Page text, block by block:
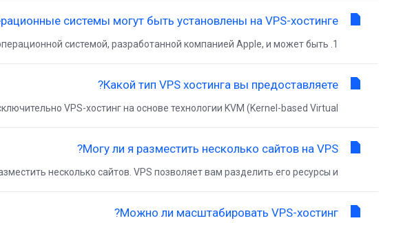
системы могут быть установлены на VPS-хостинге?
1. MacOS: MacOS является операционной системой, разработанной компанией Apple, и может быть...
Какой тип VPS хостинга вы предоставляете?
VPS-хостинг на основе технологии KVM (Kernel-based Virtual...
Могу ли я разместить несколько сайтов на VPS?
несколько сайтов. VPS позволяет вам разделить его ресурсы и...
Можно ли масштабировать VPS-хостинг?